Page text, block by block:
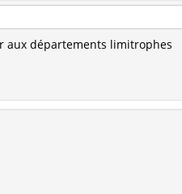
aux départements limitrophes